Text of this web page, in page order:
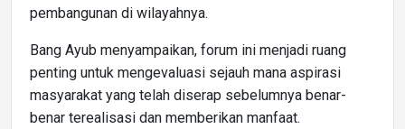
pembangunan di wilayahnya.
Bang Ayub menyampaikan, forum ini menjadi ruang
penting untuk mengevaluasi sejauh mana aspirasi
masyarakat yang telah diserap sebelumnya benar-
benar terealisasi dan memberikan manfaat.